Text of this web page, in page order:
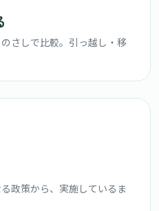
さしで比較。引っ越し・移
政策から、実施しているま